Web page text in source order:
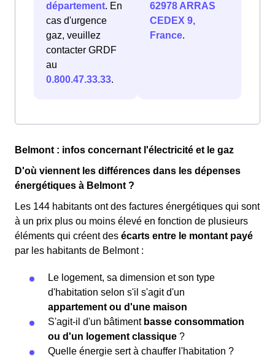
département. En
cas d'urgence
gaz, veuillez
contacter GRDF
au
0.800.47.33.33.
62978 ARRAS
CEDEX 9,
France.
Belmont : infos concernant l'électricité et le gaz
D'où viennent les différences dans les dépenses
énergétiques à Belmont ?
Les 144 habitants ont des factures énergétiques qui sont
à un prix plus ou moins élevé en fonction de plusieurs
éléments qui créent des écarts entre le montant payé
par les habitants de Belmont :
Le logement, sa dimension et son type
d'habitation selon s'il s'agit d'un
appartement ou d'une maison
S'agit-il d'un bâtiment basse consommation
ou d'un logement classique ?
Quelle énergie sert à chauffer l'habitation ?